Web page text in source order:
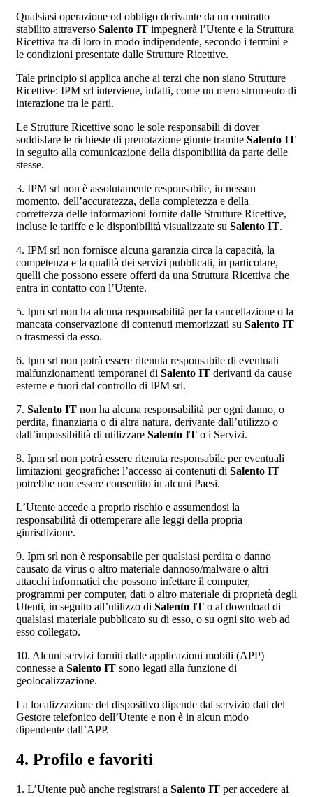
Qualsiasi operazione od obbligo derivante da un contratto
stabilito attraverso Salento IT impegnerà l’Utente e la Struttura
Ricettiva tra di loro in modo indipendente, secondo i termini e
le condizioni presentate dalle Strutture Ricettive.
Tale principio si applica anche ai terzi che non siano Strutture
Ricettive: IPM srl interviene, infatti, come un mero strumento di
interazione tra le parti.
Le Strutture Ricettive sono le sole responsabili di dover
soddisfare le richieste di prenotazione giunte tramite Salento IT
in seguito alla comunicazione della disponibilità da parte delle
stesse.
3. IPM srl non è assolutamente responsabile, in nessun
momento, dell’accuratezza, della completezza e della
correttezza delle informazioni fornite dalle Strutture Ricettive,
incluse le tariffe e le disponibilità visualizzate su Salento IT.
4. IPM srl non fornisce alcuna garanzia circa la capacità, la
competenza e la qualità dei servizi pubblicati, in particolare,
quelli che possono essere offerti da una Struttura Ricettiva che
entra in contatto con l’Utente.
5. Ipm srl non ha alcuna responsabilità per la cancellazione o la
mancata conservazione di contenuti memorizzati su Salento IT
o trasmessi da esso.
6. Ipm srl non potrà essere ritenuta responsabile di eventuali
malfunzionamenti temporanei di Salento IT derivanti da cause
esterne e fuori dal controllo di IPM srl.
7. Salento IT non ha alcuna responsabilità per ogni danno, o
perdita, finanziaria o di altra natura, derivante dall’utilizzo o
dall’impossibilità di utilizzare Salento IT o i Servizi.
8. Ipm srl non potrà essere ritenuta responsabile per eventuali
limitazioni geografiche: l’accesso ai contenuti di Salento IT
potrebbe non essere consentito in alcuni Paesi.
L’Utente accede a proprio rischio e assumendosi la
responsabilità di ottemperare alle leggi della propria
giurisdizione.
9. Ipm srl non è responsabile per qualsiasi perdita o danno
causato da virus o altro materiale dannoso/malware o altri
attacchi informatici che possono infettare il computer,
programmi per computer, dati o altro materiale di proprietà degli
Utenti, in seguito all’utilizzo di Salento IT o al download di
qualsiasi materiale pubblicato su di esso, o su ogni sito web ad
esso collegato.
10. Alcuni servizi forniti dalle applicazioni mobili (APP)
connesse a Salento IT sono legati alla funzione di
geolocalizzazione.
La localizzazione del dispositivo dipende dal servizio dati del
Gestore telefonico dell’Utente e non è in alcun modo
dipendente dall’APP.
4. Profilo e favoriti
1. L’Utente può anche registrarsi a Salento IT per accedere ai